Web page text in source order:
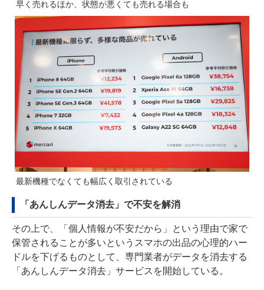
早く売れるほか、状態が悪くても売れる場合も
最新機種でなくても幅広く取引されている
「あんしんデータ消去」で不安を解消
その上で、「個人情報が不安だから」という理由で家で
保管されることが多いというスマホの出品の心理的ハー
ドルを下げるものとして、専門業者がデータを消去する
「あんしんデータ消去」サービスを開始している。